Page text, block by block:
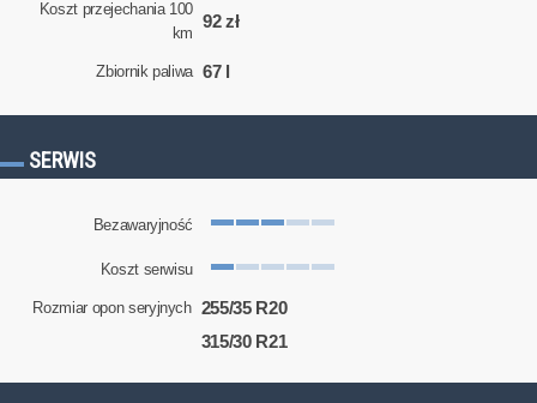
Koszt przejechania 100
km
92 zł
Zbiornik paliwa 67 l
SERWIS
Bezawaryjność
Koszt serwisu
Rozmiar opon seryjnych 255/35 R20
315/30 R21